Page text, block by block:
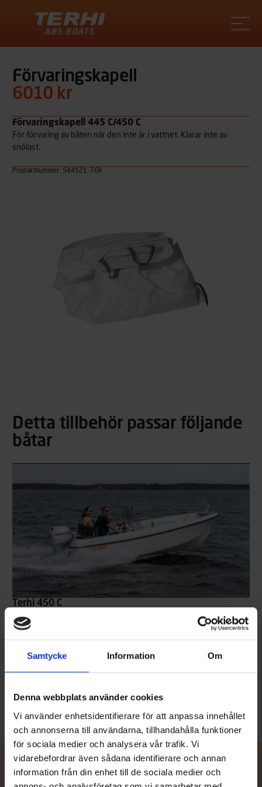
Samtycke Information Om
Denna webbplats använder cookies
Vi använder enhetsidentifierare för att anpassa innehållet
och annonserna till användarna, tillhandahålla funktioner
för sociala medier och analysera vår trafik. Vi
vidarebefordrar även sådana identifierare och annan
information från din enhet till de sociala medier och
Förvaringskapell
6010 kr
Förvaringskapell 445 C/450 C
För förvaring av båten när den inte är i vattnet. Klarar inte av
snölast.
Produktnummer: 544521-TER
Detta tillbehör passar följande
båtar
Terhi 450 C
Terhi 450 C är rymlig stug- och allmänbåt med sidopulpet. Den är
förstärkta akterspegel möjliggör montering av en upp till 40 hk:s